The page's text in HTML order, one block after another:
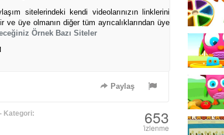
sitelerindeki kendi videolarınızın linklerini
üye olmanın diğer tüm ayrıcalıklarından üye
Örnek Bazı Siteler
Paylaş
Kategori:
653
i̇zlenme